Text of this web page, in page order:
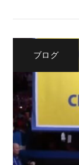
ブログ